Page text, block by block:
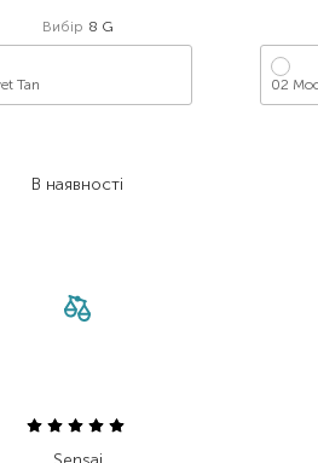
Вибір 8 G
Tan
В наявності
02